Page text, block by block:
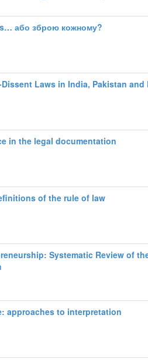
або зброю кожному?
Laws in India, Pakistan and
in the legal documentation
of the rule of law
Systematic Review of
approaches to interpretation